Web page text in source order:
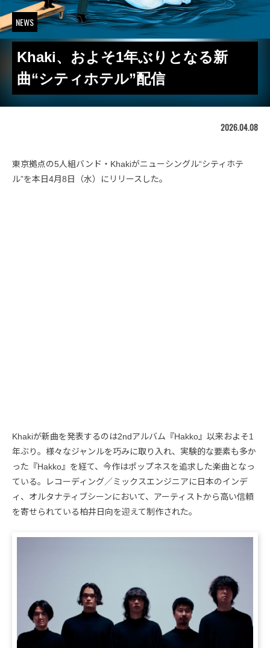
NEWS
Khaki、およそ1年ぶりとなる新
曲“シティホテル”配信
2026.04.08
東京拠点の5人組バンド・Khakiがニューシングル“シティホテ
ル”を本日4月8日（水）にリリースした。
Khakiが新曲を発表するのは2ndアルバム『Hakko』以来およそ1
年ぶり。様々なジャンルを巧みに取り入れ、実験的な要素も多か
った『Hakko』を経て、今作はポップネスを追求した楽曲となっ
ている。レコーディング／ミックスエンジニアに日本のインデ
ィ、オルタナティブシーンにおいて、アーティストから高い信頼
を寄せられている柏井日向を迎えて制作された。